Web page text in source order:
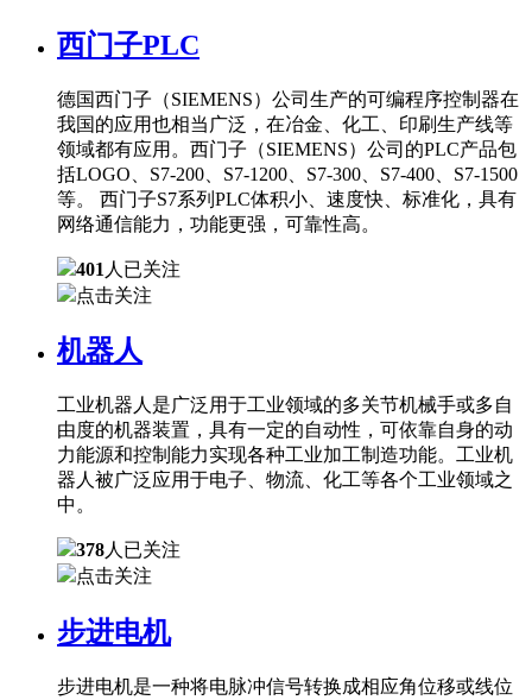
西门子PLC
德国西门子（SIEMENS）公司生产的可编程序控制器在
我国的应用也相当广泛，在冶金、化工、印刷生产线等
领域都有应用。西门子（SIEMENS）公司的PLC产品包
括LOGO、S7-200、S7-1200、S7-300、S7-400、S7-1500
等。 西门子S7系列PLC体积小、速度快、标准化，具有
网络通信能力，功能更强，可靠性高。
401 人已关注
点击关注
机器人
工业机器人是广泛用于工业领域的多关节机械手或多自
由度的机器装置，具有一定的自动性，可依靠自身的动
力能源和控制能力实现各种工业加工制造功能。工业机
器人被广泛应用于电子、物流、化工等各个工业领域之
中。
378人已关注
点击关注
步进电机
步进电机是一种将电脉冲信号转换成相应角位移或线位